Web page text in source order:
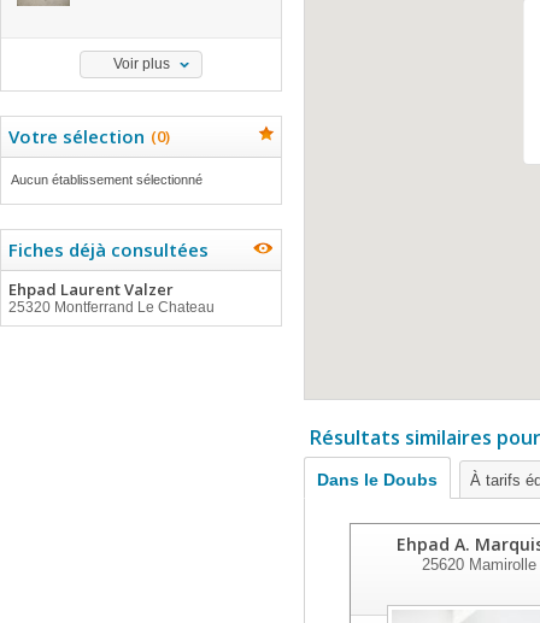
Voir plus
Votre sélection (0)
Aucun établissement sélectionné
Fiches déjà consultées
Ehpad Laurent Valzer
25320 Montferrand Le Chateau
Résultats similaires
Dans le Doubs À tarifs
Ehpad A.
25620 Mamirolle